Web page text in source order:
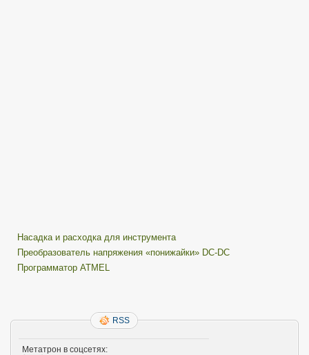
Насадка и расходка для инструмента
Преобразователь напряжения «понижайки» DC-DC
Программатор ATMEL
RSS
Метатрон в соцсетях: